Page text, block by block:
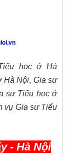
học ở Hà
Hà Nội, Gia sư
sư Tiểu học ở
vụ Gia sư Tiểu
- Hà Nội